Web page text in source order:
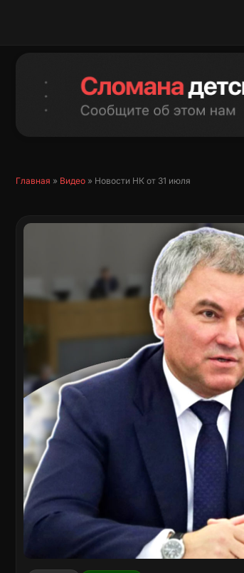
Главная » Видео » Новости НК от 31 июля